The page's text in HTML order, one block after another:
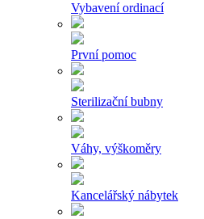
Vybavení ordinací
První pomoc
Sterilizační bubny
Váhy, výškoměry
Kancelářský nábytek